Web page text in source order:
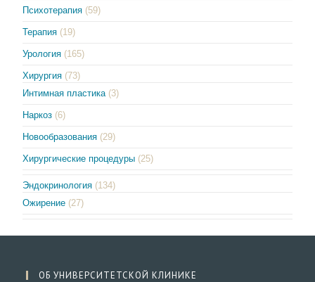
Психотерапия (59)
Терапия (19)
Урология (165)
Хирургия (73)
Интимная пластика (3)
Наркоз (6)
Новообразования (29)
Хирургические процедуры (25)
Эндокринология (134)
Ожирение (27)
ОБ УНИВЕРСИТЕТСКОЙ КЛИНИКЕ